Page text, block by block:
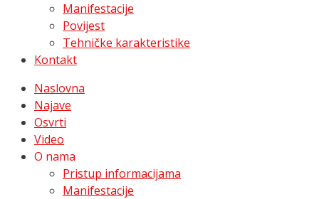
Manifestacije
Povijest
Tehničke karakteristike
Kontakt
Naslovna
Najave
Osvrti
Video
O nama
Pristup informacijama
Manifestacije